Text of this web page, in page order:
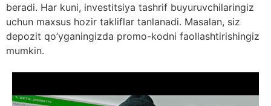
beradi. Har kuni, investitsiya tashrif buyuruvchilaringiz
uchun maxsus hozir takliflar tanlanadi. Masalan, siz
depozit qo’yganingizda promo-kodni faollashtirishingiz
mumkin.